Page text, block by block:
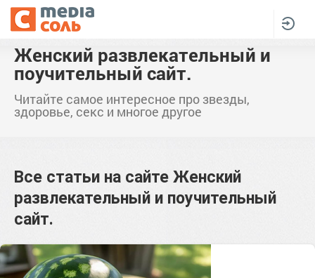
Женский развлекательный и
поучительный сайт.
Читайте самое интересное про звезды,
здоровье, секс и многое другое
Все статьи на сайте Женский
развлекательный и поучительный
сайт.